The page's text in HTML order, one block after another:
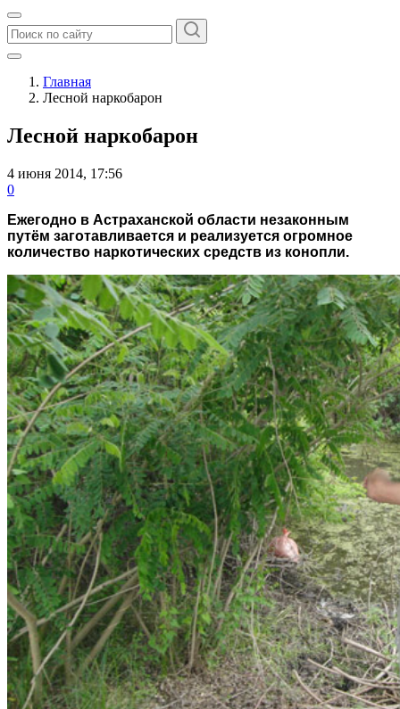
Главная
Лесной наркобарон
Лесной наркобарон
4 июня 2014, 17:56
0
Ежегодно в Астраханской области незаконным
путём заготавливается и реализуется огромное
количество наркотических средств из конопли.